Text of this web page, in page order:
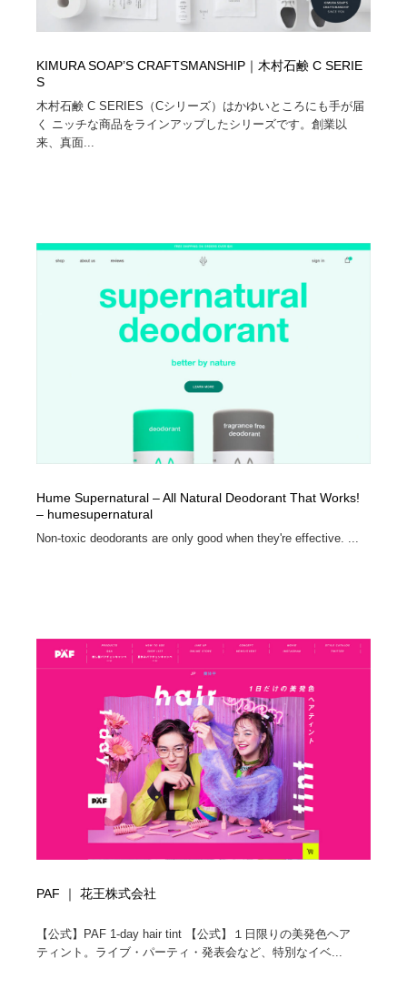
KIMURA SOAP’S CRAFTSMANSHIP｜木村石鹸 C SERIE
S
木村石鹸 C SERIES（Cシリーズ）はかゆいところにも手が届
く ニッチな商品をラインアップしたシリーズです。創業以
来、真面...
Hume Supernatural – All Natural Deodorant That Works!
– humesupernatural
Non-toxic deodorants are only good when they're effective. ...
PAF ｜ 花王株式会社
【公式】PAF 1-day hair tint 【公式】１日限りの美発色ヘア
ティント。ライブ・パーティ・発表会など、特別なイベ...